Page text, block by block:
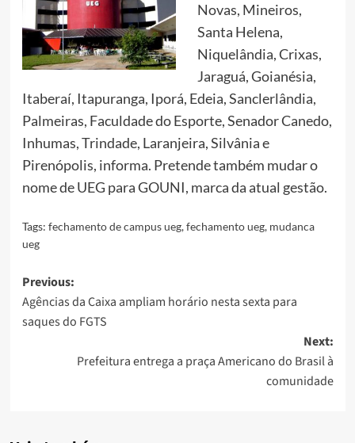
Novas, Mineiros,
Santa Helena,
Niquelândia, Crixas,
Jaraguá, Goianésia,
Itaberaí, Itapuranga, Iporá, Edeia, Sanclerlândia,
Palmeiras, Faculdade do Esporte, Senador Canedo,
Inhumas, Trindade, Laranjeira, Silvânia e
Pirenópolis, informa. Pretende também mudar o
nome de UEG para GOUNI, marca da atual gestão.
Tags: fechamento de campus ueg,fechamento ueg, mudanca
ueg
Post
navigation
Previous:
Agências da Caixa ampliam horário nesta sexta para
saques do FGTS
Next:
Prefeitura entrega a praça Americano do Brasil à
comunidade